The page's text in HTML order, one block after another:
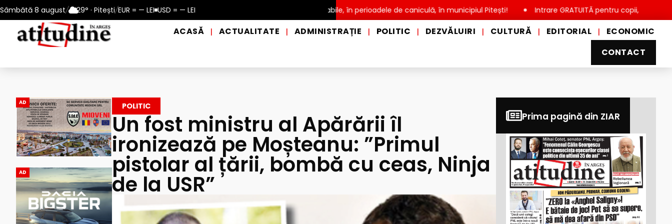
Sâmbătă 8 august/ 29° · Pitești/EUR = — LEI USD = — LEI
august 2026 Reamintire: puncte de prim ajutor și de distribuire a apei potabile, în perioadele de caniculă, în municipiul Pitești! Intrare GRATUITĂ pentru copii, elevi și studenți,
ACASĂ | ACTUALITATE | ADMINISTRAȚIE | POLITIC | DEZVĂLUIRI | CULTURĂ | EDITORIAL |
ECONOMIC
CONTACT
AD
AD
POLITIC
Un fost ministru al Apărării îl
ironizează pe Moșteanu: ”Primul
pistolar al țării, bombă cu ceas, Ninja
de la USR”
Prima pagină din ZIAR